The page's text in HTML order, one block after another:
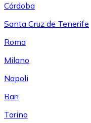
Córdoba
Santa Cruz de Tenerife
Roma
Milano
Napoli
Bari
Torino